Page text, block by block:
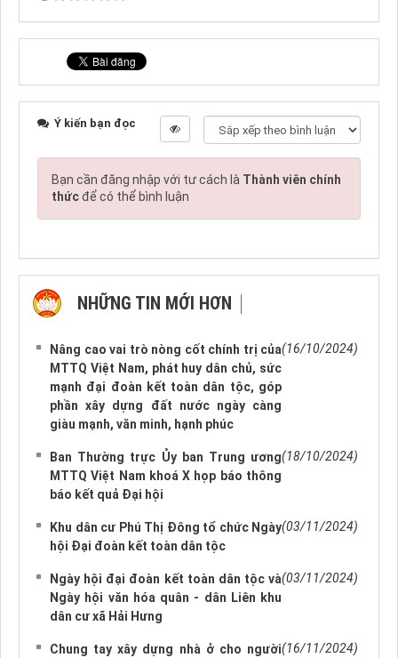
Ý kiến bạn đọc
Bạn cần đăng nhập với tư cách là Thành viên chính
thứcđể có thể bình luận
NHỮNG TIN MỚI HƠN
Nâng cao vai trò nòng cốt chính trị của
MTTQ Việt Nam, phát huy dân chủ, sức
mạnh đại đoàn kết toàn dân tộc, góp
phần xây dựng đất nước ngày càng
giàu mạnh, văn minh, hạnh phúc
(16/10/2024)
Ban Thường trực Ủy ban Trung ương
MTTQ Việt Nam khoá X họp báo thông
báo kết quả Đại hội
(18/10/2024)
Khu dân cư Phú Thị Đông tổ chức Ngày
hội Đại đoàn kết toàn dân tộc
(03/11/2024)
Ngày hội đại đoàn kết toàn dân tộc và
Ngày hội văn hóa quân - dân Liên khu
dân cư xã Hải Hưng
(03/11/2024)
Chung tay xây dựng nhà ở cho người(16/11/2024)